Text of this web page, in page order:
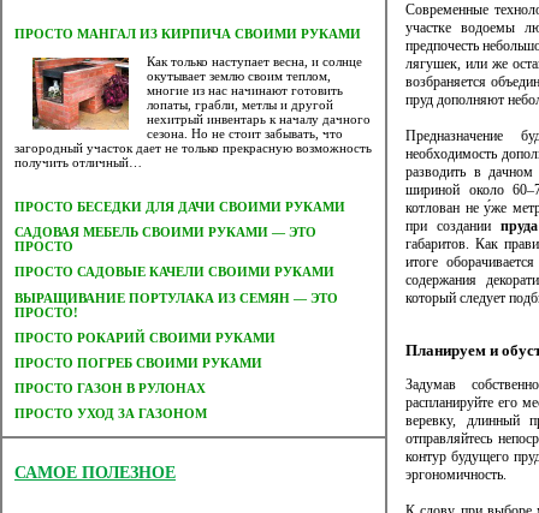
ПРОСТО МАНГАЛ ИЗ КИРПИЧА СВОИМИ РУКАМИ
Как только наступает весна, и солнце
окутывает землю своим теплом,
многие из нас начинают готовить
лопаты, грабли, метлы и другой
нехитрый инвентарь к началу дачного
сезона. Но не стоит забывать, что
загородный участок дает не только прекрасную возможность
получить отличный…
ПРОСТО БЕСЕДКИ ДЛЯ ДАЧИ СВОИМИ РУКАМИ
САДОВАЯ МЕБЕЛЬ СВОИМИ РУКАМИ — ЭТО
ПРОСТО
ПРОСТО САДОВЫЕ КАЧЕЛИ СВОИМИ РУКАМИ
ВЫРАЩИВАНИЕ ПОРТУЛАКА ИЗ СЕМЯН — ЭТО
ПРОСТО!
ПРОСТО РОКАРИЙ СВОИМИ РУКАМИ
ПРОСТО ПОГРЕБ СВОИМИ РУКАМИ
ПРОСТО ГАЗОН В РУЛОНАХ
ПРОСТО УХОД ЗА ГАЗОНОМ
САМОЕ ПОЛЕЗНОЕ
Современные
участке водоемы
предпочесть
лягушек, или же
возбраняется
пруд дополняют
Предназначение
необходимость
разводить в
шириной около
котлован не у́же
при создании
габаритов. Как
итоге
содержания
который следует
Планируем и
Задумав
распланируйте его
веревку, длинный
отправляйтесь
контур будущего
эргономичность.